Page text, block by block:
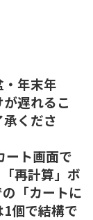
年末年
遅れるこ
くださ
ト画面で
再計算」ボ
「カートに
個で結構で